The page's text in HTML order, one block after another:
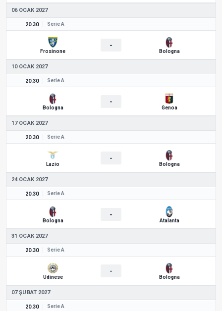
06 OCAK 2027
20.30 Serie A
Frosinone
-
Bologna
10 OCAK 2027
20.30 Serie A
Bologna
-
Genoa
17 OCAK 2027
20.30 Serie A
Lazio
-
Bologna
24 OCAK 2027
20.30 Serie A
Bologna
-
Atalanta
31 OCAK 2027
20.30 Serie A
Udinese
-
Bologna
07 ŞUBAT 2027
20.30 Serie A